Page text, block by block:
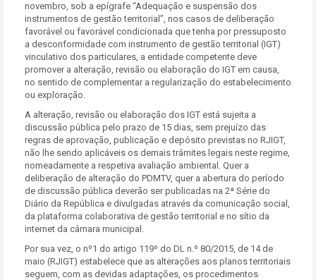
novembro, sob a epígrafe “Adequação e suspensão dos
instrumentos de gestão territorial”, nos casos de deliberação
favorável ou favorável condicionada que tenha por pressuposto
a desconformidade com instrumento de gestão territorial (IGT)
vinculativo dos particulares, a entidade competente deve
promover a alteração, revisão ou elaboração do IGT em causa,
no sentido de complementar a regularização do estabelecimento
ou exploração.
A alteração, revisão ou elaboração dos IGT está sujeita a
discussão pública pelo prazo de 15 dias, sem prejuízo das
regras de aprovação, publicação e depósito previstas no RJIGT,
não lhe sendo aplicáveis os demais trâmites legais neste regime,
nomeadamente a respetiva avaliação ambiental. Quer a
deliberação de alteração do PDMTV, quer a abertura do período
de discussão pública deverão ser publicadas na 2ª Série do
Diário da República e divulgadas através da comunicação social,
da plataforma colaborativa de gestão territorial e no sítio da
internet da câmara municipal.
Por sua vez, o nº1 do artigo 119º do DL n.º 80/2015, de 14 de
maio (RJIGT) estabelece que as alterações aos planos territoriais
seguem, com as devidas adaptações, os procedimentos